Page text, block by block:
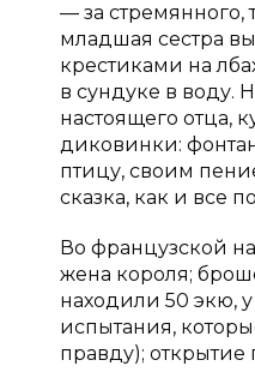
— за стремянного,
младшая сестра
крестиками на
в сундуке в воду.
настоящего отца,
диковинки:
птицу, своим
сказка, как и все
Во французской
жена короля;
находили 50 экю,
испытания,
правду);